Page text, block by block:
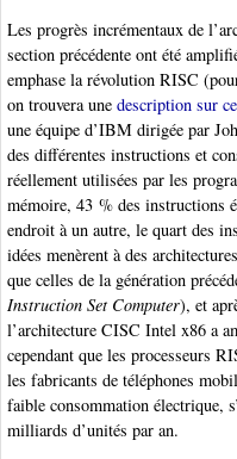
Les progrès incrémentaux de
section précédente ont été
emphase la révolution RISC
on trouvera une description sur
une équipe d’IBM dirigée par
des différentes instructions et
réellement utilisées par les
mémoire, 43 % des instructions
endroit à un autre, le quart des
idées menèrent à des
que celles de la génération
Instruction Set Computer), et
l’architecture CISC Intel x86 a
cependant que les processeurs
les fabricants de téléphones
faible consommation électrique,
milliards d’unités par an.